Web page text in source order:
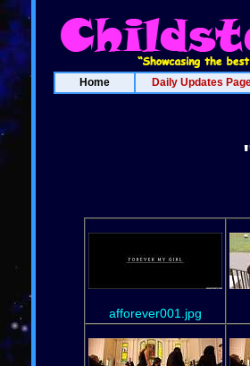
Home Daily Updates
afforever001.jpg